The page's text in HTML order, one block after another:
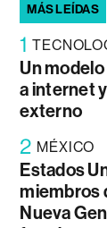
MÁS LEÍDAS
1
Un
a internet
externo
2 MÉXICO
Estados
miembros
Nueva